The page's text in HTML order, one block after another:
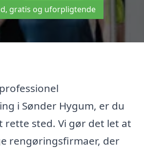
gratis og uforpligtende
i Sønder Hygum, er du
rette sted. Vi gør det let at
rengøringsfirmaer, der